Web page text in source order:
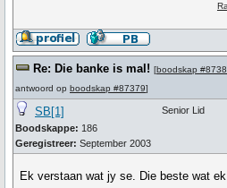
Re: Die banke is mal! [boodskap
antwoord op boodskap #87379]
SB[1]
Boodskappe: 186
Geregistreer: September 2003
Senior Lid
Ek verstaan wat jy se. Die beste wat